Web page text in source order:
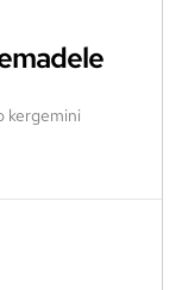
kergemini